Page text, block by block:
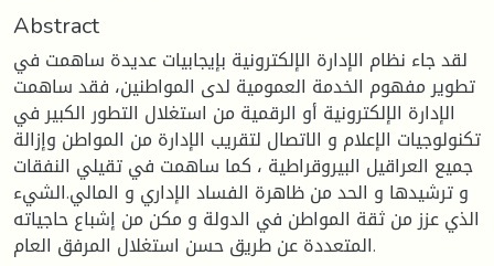
Abstract
لقد جاء نظام الإدارة الإلكترونية بإيجابيات عديدة ساهمت في
تطوير مفهوم الخدمة العمومية لدى المواطنين، فقد ساهمت
الإدارة الإلكترونية أو الرقمية من استغلال التطور الكبير في
تكنولوجيات الإعلام و الاتصال لتقريب الإدارة من المواطن وإزالة
جميع العراقيل البيروقراطية ، كما ساهمت في تقيلي النفقات
و ترشيدها و الحد من ظاهرة الفساد الإداري و المالي.الشيء
الذي عزز من ثقة المواطن في الدولة و مكن من إشباع حاجياته
المتعددة عن طريق حسن استغلال المرفق العام.